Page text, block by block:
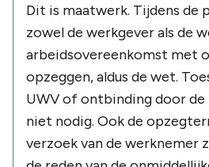
Dit is maatwerk. Tijdens de
zowel de werkgever als de
arbeidsovereenkomst met
opzeggen, aldus de wet.
UWV of ontbinding door
niet nodig. Ook de
verzoek van de werknemer